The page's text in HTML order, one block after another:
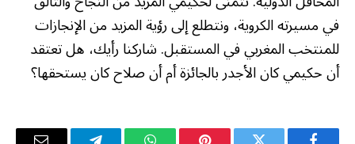
في مسيرته الكروية، ونتطلع إلى رؤية المزيد من الإنجازات
للمنتخب المغربي في المستقبل. شاركنا رأيك، هل تعتقد
أن حكيمي كان الأجدر بالجائزة أم أن صلاح كان يستحقها؟